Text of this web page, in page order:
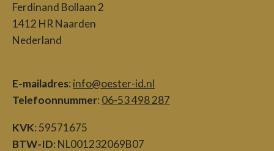
Ferdinand Bollaan 2
1412 HR Naarden
Nederland
E-mailadres: info@oester-id.nl
Telefoonnummer: 06-53 498 287
KVK: 59571675
BTW-ID: NL001232069B07